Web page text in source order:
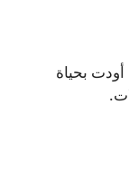
أودت بحياة